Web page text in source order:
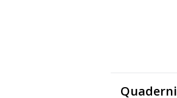
Quaderni